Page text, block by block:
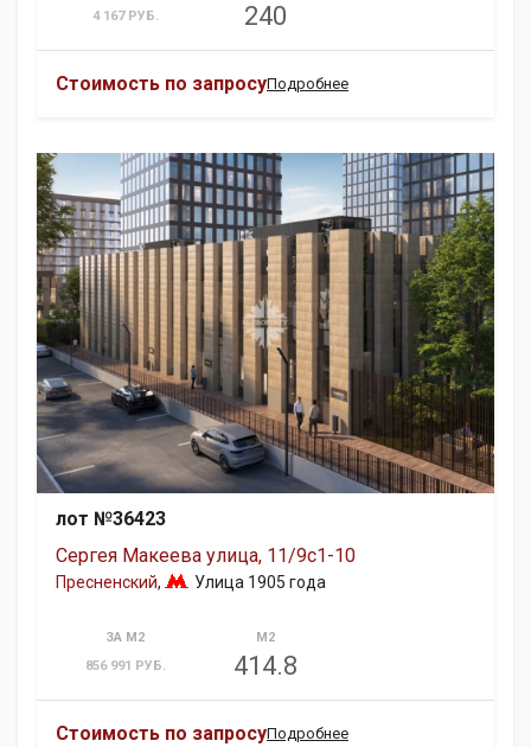
4 167 РУБ.
240
Стоимость по запросуПодробнее
лот №36423
Сергея Макеева улица, 11/9с1-10
Пресненский, Улица 1905 года
ЗА М2
856 991 РУБ.
М2
414.8
Стоимость по запросуПодробнее